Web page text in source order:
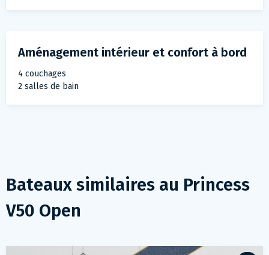
Aménagement intérieur et confort à bord
4 couchages
2 salles de bain
Bateaux similaires au Princess
V50 Open